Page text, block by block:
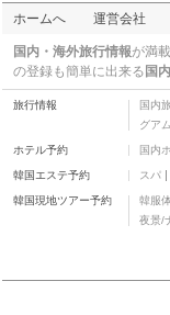
ホームへ 運営会社
国内・海外旅行情報が満
の登録も簡単に出来る 国
旅行情報 国内
グア
ホテル予約 国内
韓国エステ予約 スパ
韓国現地ツアー予約 韓服
夜景/